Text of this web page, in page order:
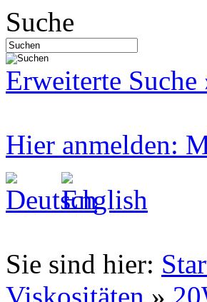
Suche
Erweiterte Suche
Hier anmelden:
Sie sind hier: